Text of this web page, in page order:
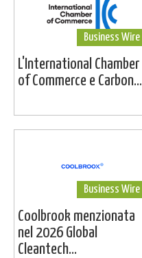
Business Wire
L'International Chamber
of Commerce e Carbon...
Business Wire
Coolbrook menzionata
nel 2026 Global
Cleantech...